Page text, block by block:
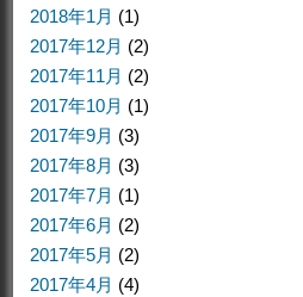
2018年1月 (1)
2017年12月 (2)
2017年11月 (2)
2017年10月 (1)
2017年9月 (3)
2017年8月 (3)
2017年7月 (1)
2017年6月 (2)
2017年5月 (2)
2017年4月 (4)